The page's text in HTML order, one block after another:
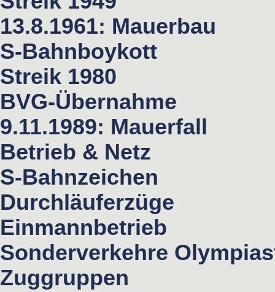
13.8.1961: Mauerbau
S-Bahnboykott
Streik 1980
BVG-Übernahme
9.11.1989: Mauerfall
Betrieb & Netz
S-Bahnzeichen
Durchläuferzüge
Einmannbetrieb
Sonderverkehre
Zuggruppen